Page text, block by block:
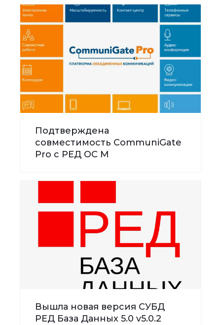
Подтверждена
совместимость CommuniGate
Pro с РЕД ОС М
Вышла новая версия СУБД
РЕД База Данных 5.0 v5.0.2